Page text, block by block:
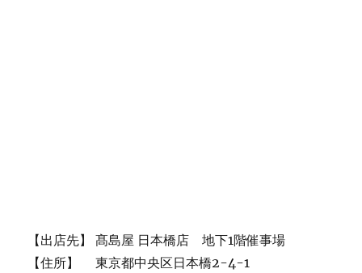
【出店先】 髙島屋 日本橋店 地下1階催事場
【住所】 東京都中央区日本橋2-4-1